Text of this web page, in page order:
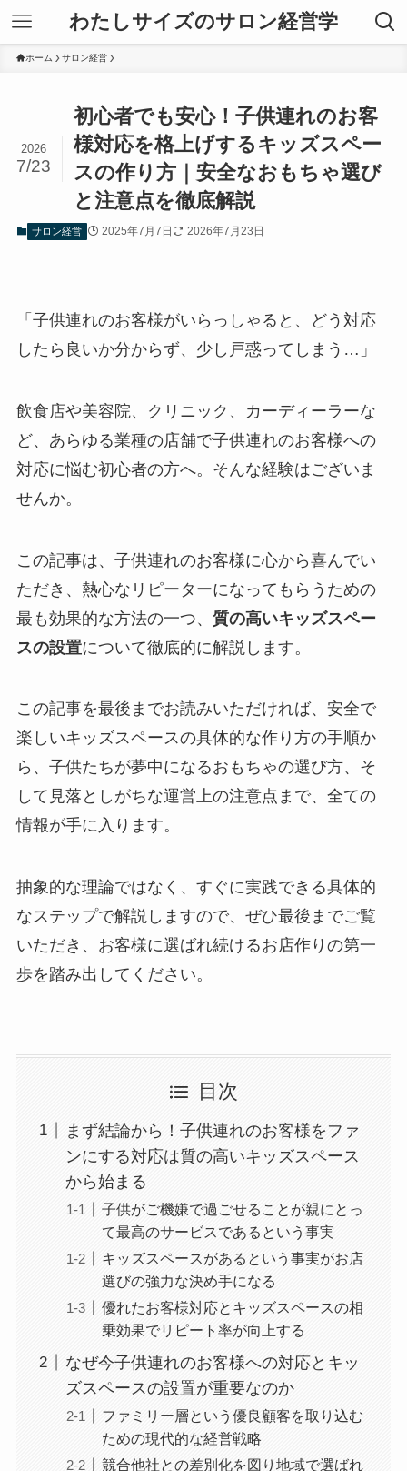
わたしサイズのサロン経営学
ホーム サロン経営
初心者でも安心！子供連れのお客
様対応を格上げするキッズスペー
スの作り方｜安全なおもちゃ選び
と注意点を徹底解説
2026
7/23
サロン経営 2025年7月7日 2026年7月23日
「子供連れのお客様がいらっしゃると、どう対応
したら良いか分からず、少し戸惑ってしまう…」
飲食店や美容院、クリニック、カーディーラーな
ど、あらゆる業種の店舗で子供連れのお客様への
対応に悩む初心者の方へ。そんな経験はございま
せんか。
この記事は、子供連れのお客様に心から喜んでい
ただき、熱心なリピーターになってもらうための
最も効果的な方法の一つ、 質の高いキッズスペー
スの設置について徹底的に解説します。
この記事を最後までお読みいただければ、安全で
楽しいキッズスペースの具体的な作り方の手順か
ら、子供たちが夢中になるおもちゃの選び方、そ
して見落としがちな運営上の注意点まで、全ての
情報が手に入ります。
抽象的な理論ではなく、すぐに実践できる具体的
なステップで解説しますので、ぜひ最後までご覧
いただき、お客様に選ばれ続けるお店作りの第一
歩を踏み出してください。
目次
まず結論から！子供連れのお客様をファ
ンにする対応は質の高いキッズスペース
から始まる
子供がご機嫌で過ごせることが親にとっ
て最高のサービスであるという事実
キッズスペースがあるという事実がお店
選びの強力な決め手になる
優れたお客様対応とキッズスペースの相
乗効果でリピート率が向上する
なぜ今子供連れのお客様への対応とキッ
ズスペースの設置が重要なのか
ファミリー層という優良顧客を取り込む
ための現代的な経営戦略
競合他社との差別化を図り地域で選ばれ